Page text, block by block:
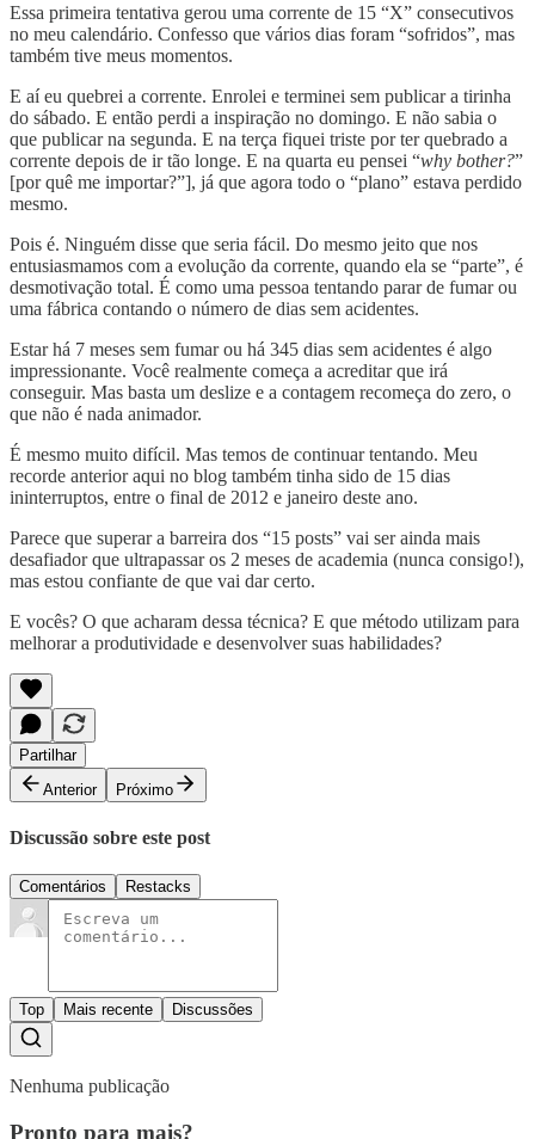
Essa primeira tentativa gerou uma corrente de 15 “X” consecutivos
no meu calendário. Confesso que vários dias foram “sofridos”, mas
também tive meus momentos.
E aí eu quebrei a corrente. Enrolei e terminei sem publicar a tirinha
do sábado. E então perdi a inspiração no domingo. E não sabia o
que publicar na segunda. E na terça fiquei triste por ter quebrado a
corrente depois de ir tão longe. E na quarta eu pensei “why bother?”
[por quê me importar?”], já que agora todo o “plano” estava perdido
mesmo.
Pois é. Ninguém disse que seria fácil. Do mesmo jeito que nos
entusiasmamos com a evolução da corrente, quando ela se “parte”, é
desmotivação total. É como uma pessoa tentando parar de fumar ou
uma fábrica contando o número de dias sem acidentes.
Estar há 7 meses sem fumar ou há 345 dias sem acidentes é algo
impressionante. Você realmente começa a acreditar que irá
conseguir. Mas basta um deslize e a contagem recomeça do zero, o
que não é nada animador.
É mesmo muito difícil. Mas temos de continuar tentando. Meu
recorde anterior aqui no blog também tinha sido de 15 dias
ininterruptos, entre o final de 2012 e janeiro deste ano.
Parece que superar a barreira dos “15 posts” vai ser ainda mais
desafiador que ultrapassar os 2 meses de academia (nunca consigo!),
mas estou confiante de que vai dar certo.
E vocês? O que acharam dessa técnica? E que método utilizam para
melhorar a produtividade e desenvolver suas habilidades?
Partilhar
Anterior
Próximo
Discussão sobre este post
Comentários Restacks
Top Mais recente Discussões
Nenhuma publicação
Pronto para mais?